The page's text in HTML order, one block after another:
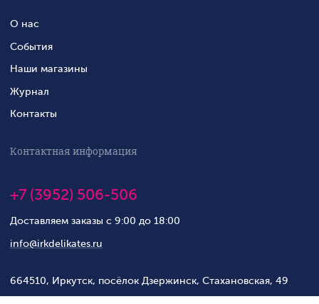
О нас
События
Наши магазины
Журнал
Контакты
Контактная информация
+7 (3952) 506-506
Доставляем заказы с 9:00 до 18:00
info@irkdelikates.ru
664510, Иркутск, посёлок Дзержинск, Стахановская, 49